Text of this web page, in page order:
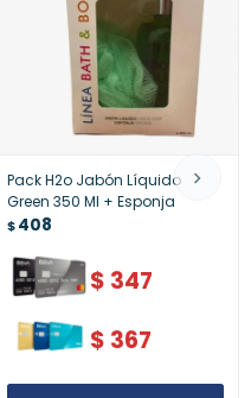
Pack H2o Jabón Líquido
Green 350 Ml + Esponja
$408
$ 347
$ 367